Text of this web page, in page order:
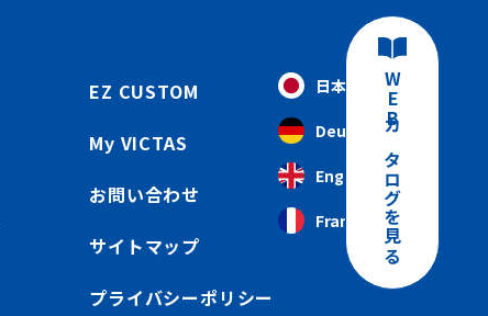
EZ CUSTOM
My VICTAS
お問い合わせ
サイトマップ
プライバシーポリシー
日本語
Deutsch
English
Français WEBカタログを見る